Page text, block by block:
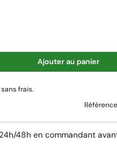
Ajouter au panier
frais.
48h en commandant